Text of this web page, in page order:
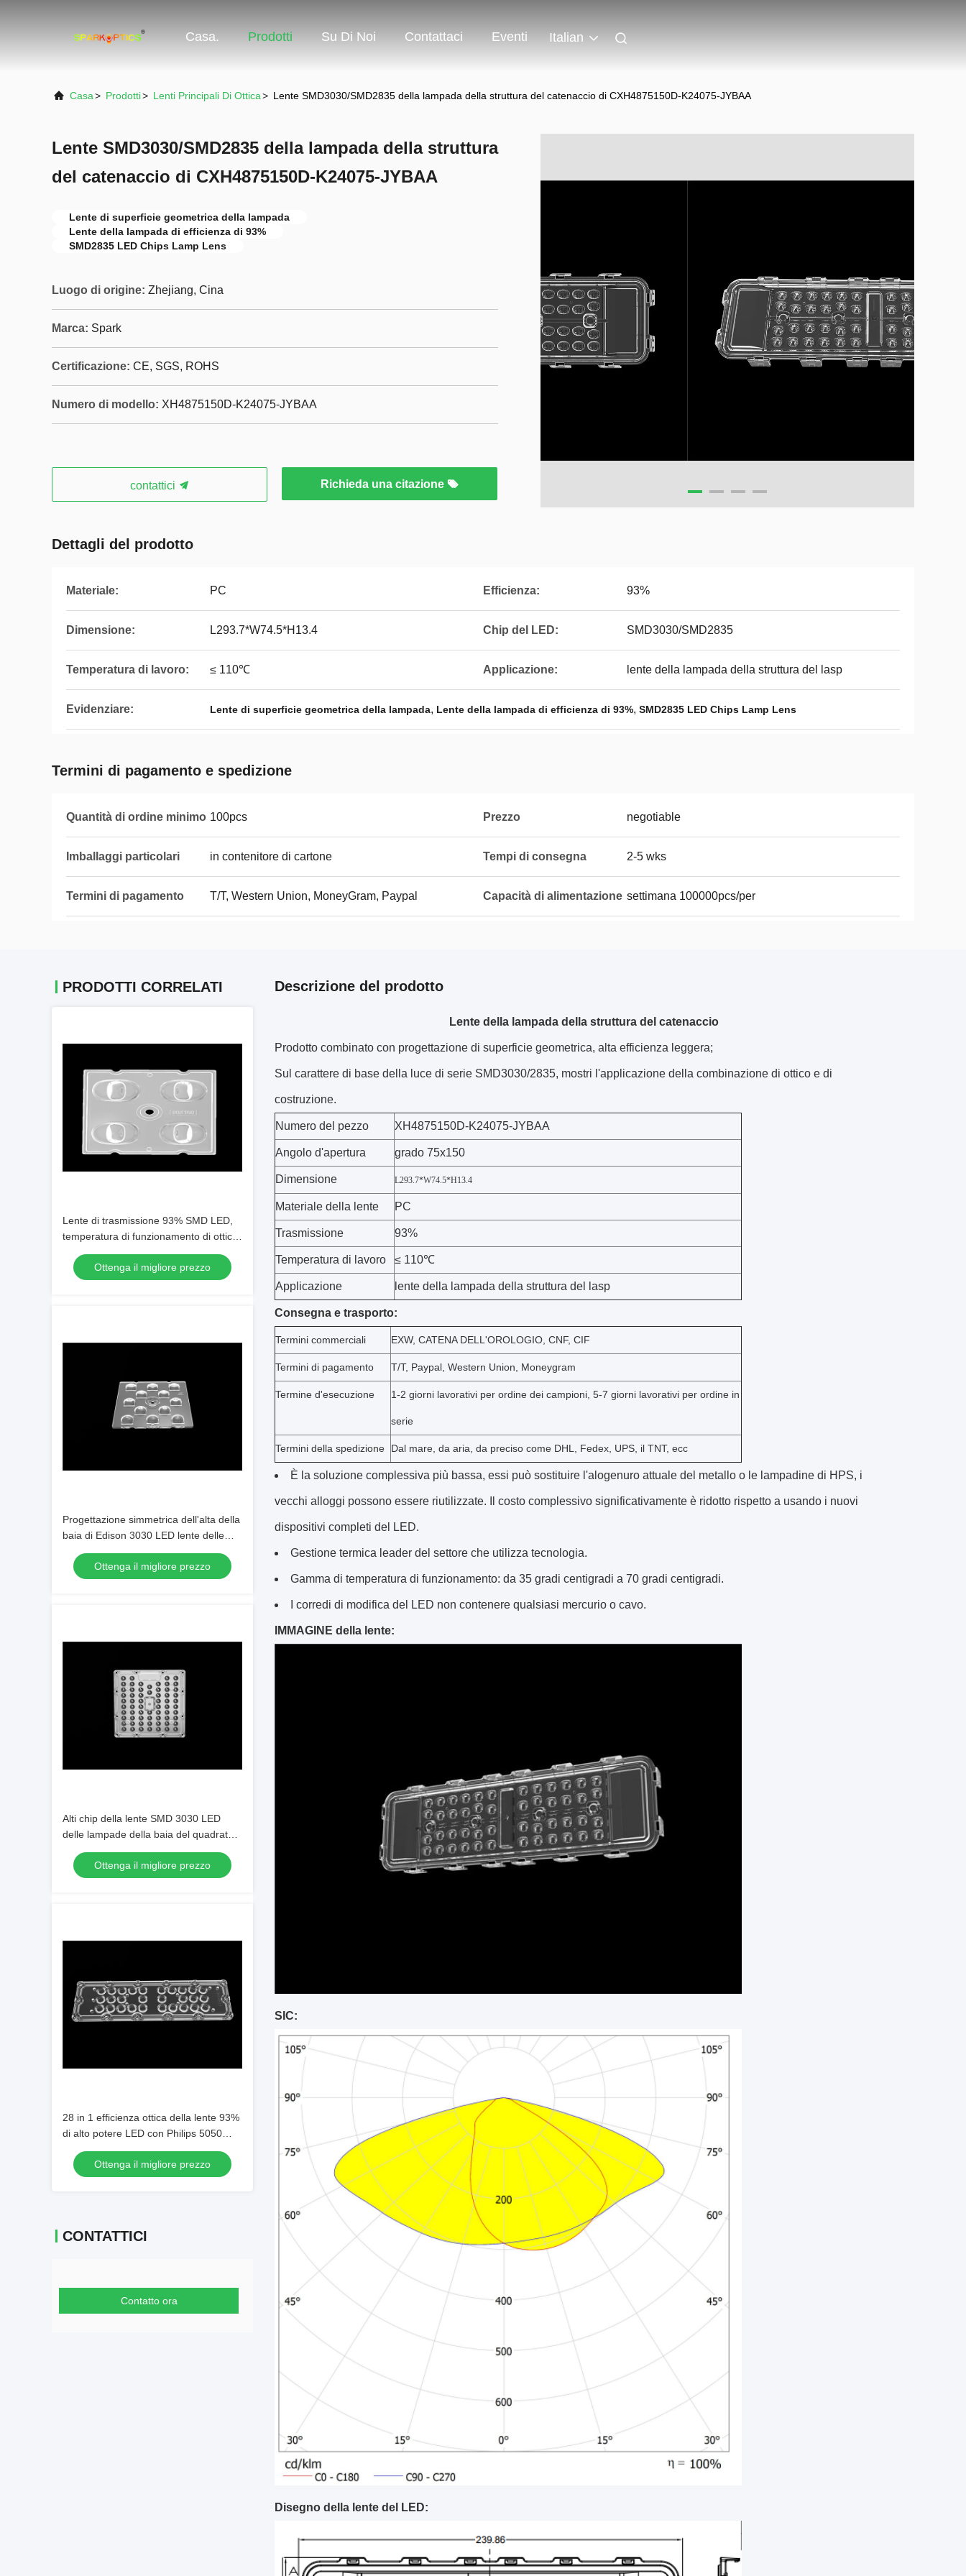
Casa. Prodotti Su Di Noi Contattaci Eventi Italian
Casa> Prodotti> Lenti Principali Di Ottica> Lente SMD3030/SMD2835 della lampada della struttura del catenaccio di CXH4875150D-K24075-JYBAA
Lente SMD3030/SMD2835 della lampada della struttura
del catenaccio di CXH4875150D-K24075-JYBAA
Lente di superficie geometrica della lampada
Lente della lampada di efficienza di 93%
SMD2835 LED Chips Lamp Lens
Luogo di origine: Zhejiang, Cina
Marca: Spark
Certificazione: CE, SGS, ROHS
Numero di modello: XH4875150D-K24075-JYBAA
contattici Richieda una citazione
Dettagli del prodotto
Materiale: PC Efficienza: 93%
Dimensione: L293.7*W74.5*H13.4 Chip del LED: SMD3030/SMD2835
Temperatura di lavoro: ≤ 110℃ Applicazione: lente della lampada della struttura del lasp
Evidenziare: Lente di superficie geometrica della lampada, Lente della lampada di efficienza di 93%, SMD2835 LED Chips Lamp Lens
Termini di pagamento e spedizione
Quantità di ordine minimo 100pcs Prezzo negotiable
Imballaggi particolari in contenitore di cartone Tempi di consegna 2-5 wks
Termini di pagamento T/T, Western Union, MoneyGram, Paypal Capacità di alimentazione settimana 100000pcs/per
PRODOTTI CORRELATI
Lente di trasmissione 93% SMD LED,
temperatura di funzionamento di ottica
dei riflettori del LED sotto 90℃
Ottenga il migliore prezzo
Progettazione simmetrica dell'alta della
baia di Edison 3030 LED lente delle
lampade per illuminazione all'aperto
Ottenga il migliore prezzo
Alti chip della lente SMD 3030 LED
delle lampade della baia del quadrato
LED con il PWB di AL
Ottenga il migliore prezzo
28 in 1 efficienza ottica della lente 93%
di alto potere LED con Philips 5050
chip del LED
Ottenga il migliore prezzo
CONTATTICI
Contatto ora
Descrizione del prodotto
Lente della lampada della struttura del catenaccio
Prodotto combinato con progettazione di superficie geometrica, alta efficienza leggera;
Sul carattere di base della luce di serie SMD3030/2835, mostri l'applicazione della combinazione di ottico e di
costruzione.
Numero del pezzo XH4875150D-K24075-JYBAA
Angolo d'apertura grado 75x150
Dimensione L293.7*W74.5*H13.4
Materiale della lente PC
Trasmissione 93%
Temperatura di lavoro ≤ 110℃
Applicazione lente della lampada della struttura del lasp
Consegna e trasporto:
Termini commerciali EXW, CATENA DELL'OROLOGIO, CNF, CIF
Termini di pagamento T/T, Paypal, Western Union, Moneygram
Termine d'esecuzione 1-2 giorni lavorativi per ordine dei campioni, 5-7 giorni lavorativi per ordine in
serie
Termini della spedizione Dal mare, da aria, da preciso come DHL, Fedex, UPS, il TNT, ecc
È la soluzione complessiva più bassa, essi può sostituire l'alogenuro attuale del metallo o le lampadine di HPS, i
vecchi alloggi possono essere riutilizzate. Il costo complessivo significativamente è ridotto rispetto a usando i nuovi
dispositivi completi del LED.
Gestione termica leader del settore che utilizza tecnologia.
Gamma di temperatura di funzionamento: da 35 gradi centigradi a 70 gradi centigradi.
I corredi di modifica del LED non contenere qualsiasi mercurio o cavo.
IMMAGINE della lente:
SIC:
Disegno della lente del LED: